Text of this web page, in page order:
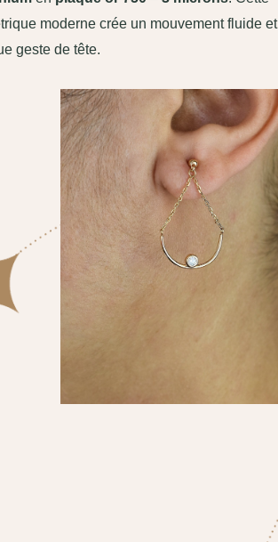
moderne crée un mouvement fluide et
geste de tête.